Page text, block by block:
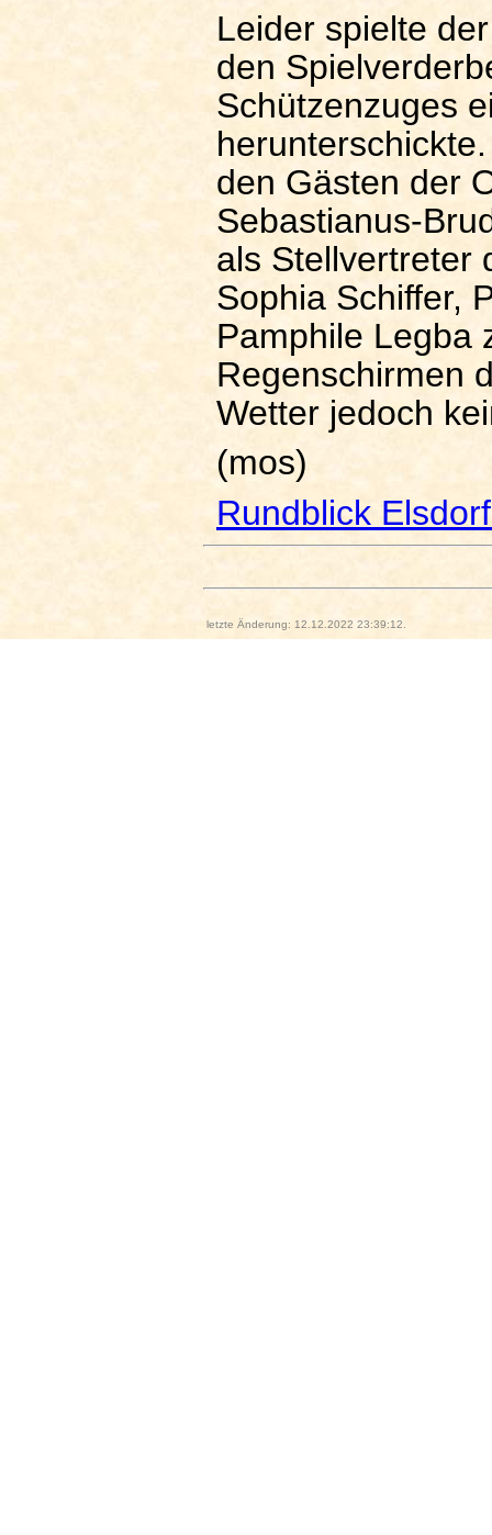
Leider spielte
den
Schützenzuges
den Gästen der
Sebastianus-
als Stellvertreter
Sophia Schiffer,
Pamphile Legba
Regenschirmen
Wetter jedoch
(mos)
Rundblick
letzte Änderung: 12.12.2022 23:39:12.